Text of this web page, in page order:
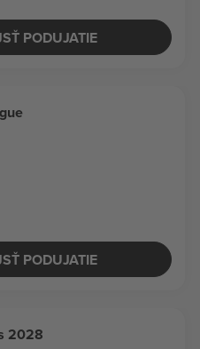
PODUJATIE
PODUJATIE
2028